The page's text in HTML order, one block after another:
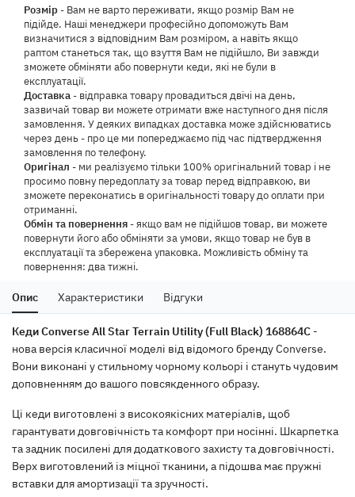
Розмір - Вам не варто переживати, якщо розмір Вам не
підійде. Наші менеджери професійно допоможуть Вам
визначитися з відповідним Вам розміром, а навіть якщо
раптом станеться так, що взуття Вам не підійшло, Ви завжди
зможете обміняти або повернути кеди, які не були в
експлуатації.
Доставка - відправка товару провадиться двічі на день,
зазвичай товар ви можете отримати вже наступного дня після
замовлення. У деяких випадках доставка може здійснюватись
через день - про це ми попереджаємо під час підтвердження
замовлення по телефону.
Оригінал - ми реалізуємо тільки 100% оригінальний товар і не
просимо повну передоплату за товар перед відправкою, ви
зможете переконатись в оригінальності товару до оплати при
отриманні.
Обмін та повернення - якщо вам не підійшов товар, ви можете
повернути його або обміняти за умови, якщо товар не був в
експлуатації та збережена упаковка. Можливість обміну та
повернення: два тижні.
Опис Характеристики Відгуки
Кеди Converse All Star Terrain Utility (Full Black) 168864C -
нова версія класичної моделі від відомого бренду Converse.
Вони виконані у стильному чорному кольорі і стануть чудовим
доповненням до вашого повсякденного образу.
Ці кеди виготовлені з високоякісних матеріалів, щоб
гарантувати довговічність та комфорт при носінні. Шкарпетка
та задник посилені для додаткового захисту та довговічності.
Верх виготовлений із міцної тканини, а підошва має пружні
вставки для амортизації та зручності.